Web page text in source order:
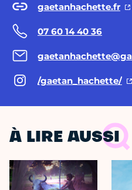
gaetanhachette.fr
07 60 14 40 36
/gaetan_hachette/
À LIRE AUSSI